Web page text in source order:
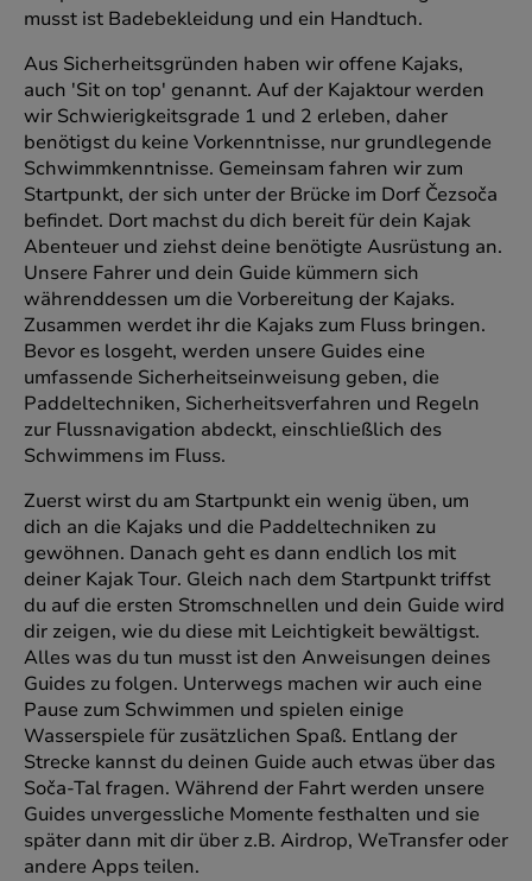
musst ist Badebekleidung und ein Handtuch.
Aus Sicherheitsgründen haben wir offene Kajaks,
auch 'Sit on top' genannt. Auf der Kajaktour werden
wir Schwierigkeitsgrade 1 und 2 erleben, daher
benötigst du keine Vorkenntnisse, nur grundlegende
Schwimmkenntnisse. Gemeinsam fahren wir zum
Startpunkt, der sich unter der Brücke im Dorf Čezsoča
befindet. Dort machst du dich bereit für dein Kajak
Abenteuer und ziehst deine benötigte Ausrüstung an.
Unsere Fahrer und dein Guide kümmern sich
währenddessen um die Vorbereitung der Kajaks.
Zusammen werdet ihr die Kajaks zum Fluss bringen.
Bevor es losgeht, werden unsere Guides eine
umfassende Sicherheitseinweisung geben, die
Paddeltechniken, Sicherheitsverfahren und Regeln
zur Flussnavigation abdeckt, einschließlich des
Schwimmens im Fluss.
Zuerst wirst du am Startpunkt ein wenig üben, um
dich an die Kajaks und die Paddeltechniken zu
gewöhnen. Danach geht es dann endlich los mit
deiner Kajak Tour. Gleich nach dem Startpunkt triffst
du auf die ersten Stromschnellen und dein Guide wird
dir zeigen, wie du diese mit Leichtigkeit bewältigst.
Alles was du tun musst ist den Anweisungen deines
Guides zu folgen. Unterwegs machen wir auch eine
Pause zum Schwimmen und spielen einige
Wasserspiele für zusätzlichen Spaß. Entlang der
Strecke kannst du deinen Guide auch etwas über das
Soča-Tal fragen. Während der Fahrt werden unsere
Guides unvergessliche Momente festhalten und sie
später dann mit dir über z.B. Airdrop, WeTransfer oder
andere Apps teilen.